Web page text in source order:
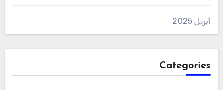
أبريل 2025
Categories